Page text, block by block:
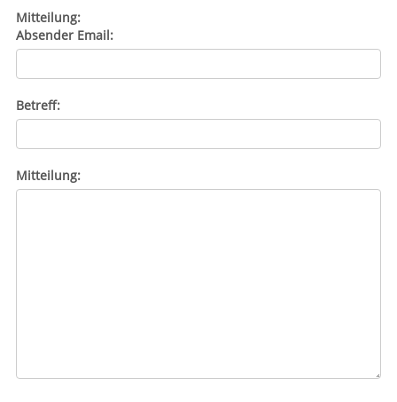
Mitteilung:
Absender Email:
Betreff:
Mitteilung: